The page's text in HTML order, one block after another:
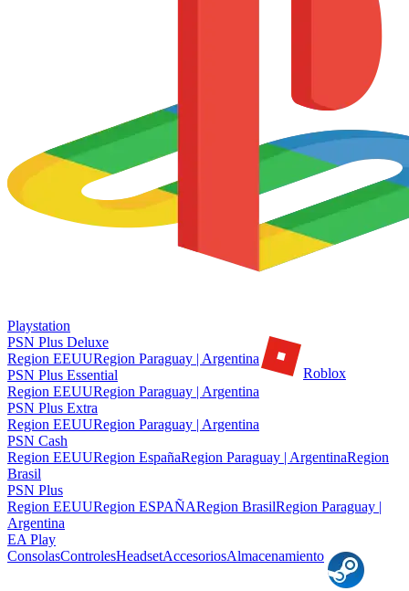
Playstation
PSN Plus Deluxe
Region EEUURegion Paraguay | Argentina
PSN Plus Essential
Region EEUURegion Paraguay | Argentina
PSN Plus Extra
Region EEUURegion Paraguay | Argentina
PSN Cash
Region EEUURegion EspañaRegion Paraguay | ArgentinaRegion
Brasil
PSN Plus
Region EEUURegion ESPAÑARegion BrasilRegion Paraguay |
Argentina
EA Play
ConsolasControlesHeadsetAccesoriosAlmacenamiento
Roblox